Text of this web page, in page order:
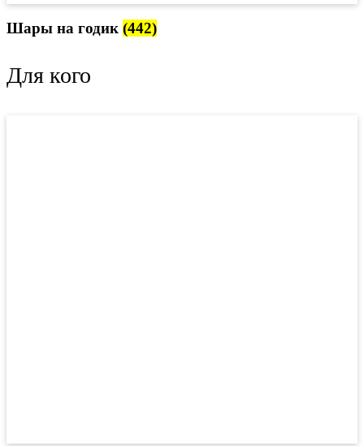
Шары на годик (442)
Для кого